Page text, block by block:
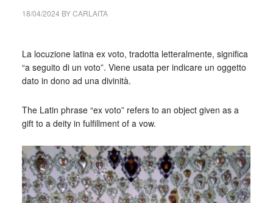
18/04/2024 BYCARLAITA
La locuzione latina ex voto, tradotta letteralmente, significa
“a seguito di un voto”. Viene usata per indicare un oggetto
dato in dono ad una divinità.
The Latin phrase “ex voto” refers to an object given as a
gift to a deity in fulfillment of a vow.